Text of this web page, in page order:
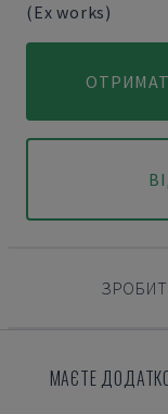
(Ex works)
МАЄТЕ